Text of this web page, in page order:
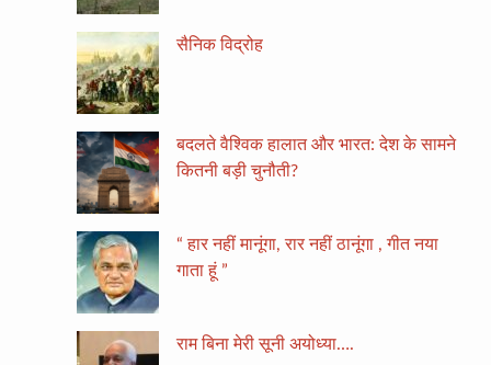
सैनिक विद्रोह
बदलते वैश्विक हालात और भारत: देश के सामने
कितनी बड़ी चुनौती?
“ हार नहीं मानूंगा, रार नहीं ठानूंगा , गीत नया
गाता हूं ”
राम बिना मेरी सूनी अयोध्या….